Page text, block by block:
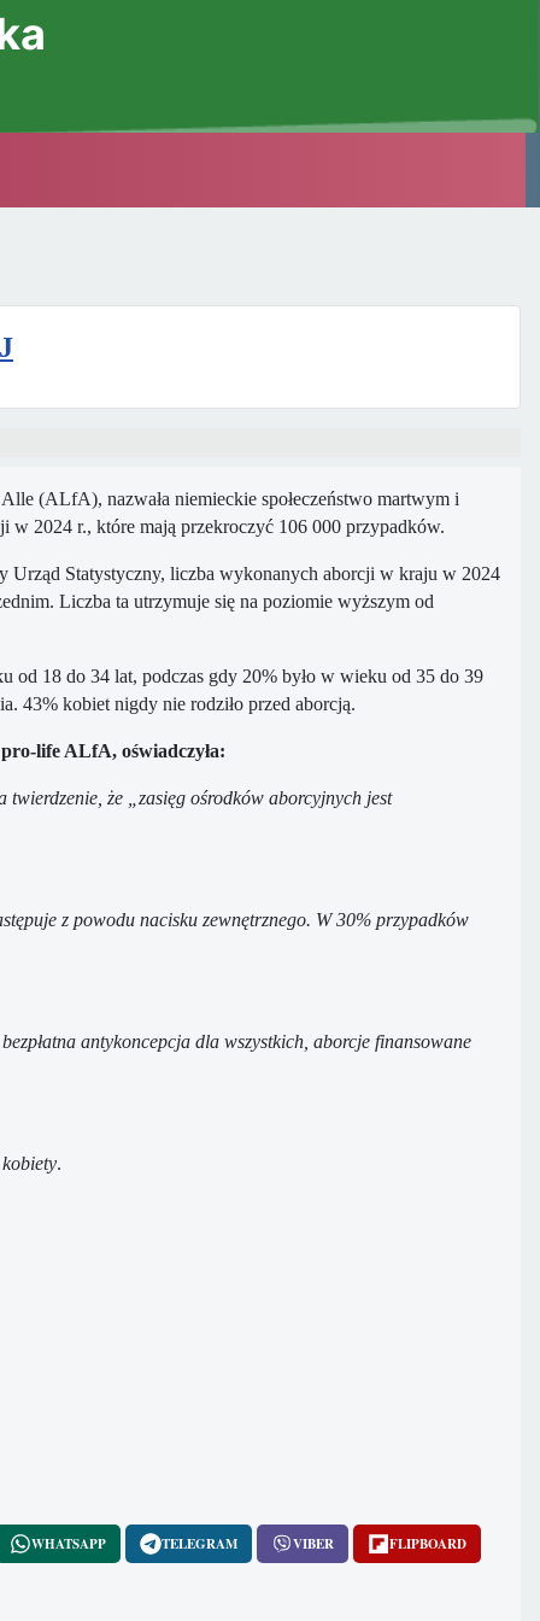
(ALfA), nazwała niemieckie społeczeństwo martwym i
2024 r., które mają przekroczyć 106 000 przypadków.
Urząd Statystyczny, liczba wykonanych aborcji w kraju w 2024
Liczba ta utrzymuje się na poziomie wyższym od
od 18 do 34 lat, podczas gdy 20% było w wieku od 35 do 39
43% kobiet nigdy nie rodziło przed aborcją.
life ALfA, oświadczyła:
że „zasięg ośrodków aborcyjnych jest
z powodu nacisku zewnętrznego. W 30% przypadków
antykoncepcja dla wszystkich, aborcje finansowane
.
WHATSAPP TELEGRAM VIBER FLIPBOARD